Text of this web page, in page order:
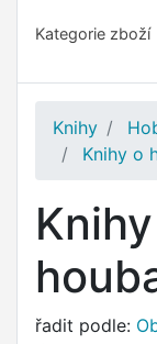
Kategorie zboží
Knihy
Knihy o
řadit podle: